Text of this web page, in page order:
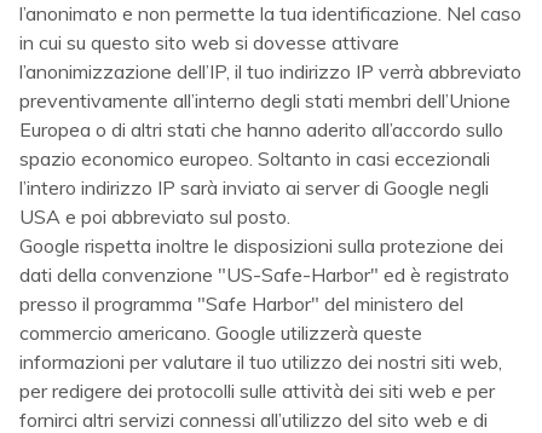
l’anonimato e non permette la tua identificazione. Nel caso
in cui su questo sito web si dovesse attivare
l’anonimizzazione dell’IP, il tuo indirizzo IP verrà abbreviato
preventivamente all’interno degli stati membri dell’Unione
Europea o di altri stati che hanno aderito all’accordo sullo
spazio economico europeo. Soltanto in casi eccezionali
l’intero indirizzo IP sarà inviato ai server di Google negli
USA e poi abbreviato sul posto.
Google rispetta inoltre le disposizioni sulla protezione dei
dati della convenzione "US-Safe-Harbor" ed è registrato
presso il programma "Safe Harbor" del ministero del
commercio americano. Google utilizzerà queste
informazioni per valutare il tuo utilizzo dei nostri siti web,
per redigere dei protocolli sulle attività dei siti web e per
fornirci altri servizi connessi all’utilizzo del sito web e di